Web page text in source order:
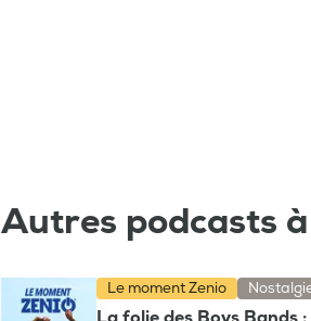
Autres podcasts
Le moment Zenio